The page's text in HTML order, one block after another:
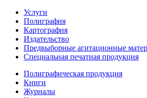
Услуги
Полиграфия
Картография
Издательство
Предвыборные агитационные
Специальная печатная продукция
Полиграфическая продукция
Книги
Журналы